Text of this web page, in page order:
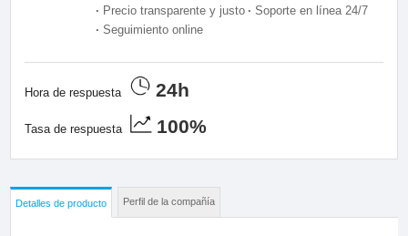
· Precio transparente y justo · Soporte en línea 24/7
· Seguimiento online
Hora de respuesta 24h
Tasa de respuesta 100%
Detalles de producto Perfil de la compañía